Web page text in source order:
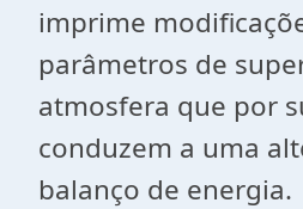
imprime
parâmetros de
atmosfera que por
conduzem a uma
balanço de energia.